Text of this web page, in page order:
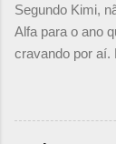
Segundo Kimi,
Alfa para o ano
cravando por aí.
truth but I’ve
should, pretty